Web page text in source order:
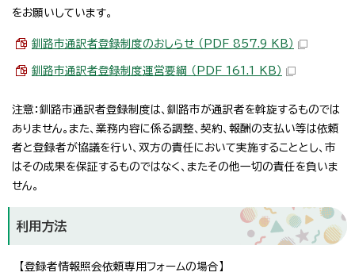
をお願いしています。
釧路市通訳者登録制度のおしらせ （PDF 857.9 KB）
釧路市通訳者登録制度運営要綱 （PDF 161.1 KB）
注意：釧路市通訳者登録制度は、釧路市が通訳者を斡旋するものでは
ありません。また、業務内容に係る調整、契約、報酬の支払い等は依頼
者と登録者が協議を行い、双方の責任において実施することとし、市
はその成果を保証するものではなく、またその他一切の責任を負いま
せん。
利用方法
【登録者情報照会依頼専用フォームの場合】